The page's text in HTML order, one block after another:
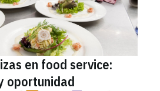
en food service:
oportunidad